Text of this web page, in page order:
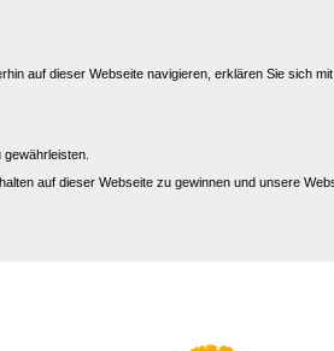
auf dieser Webseite navigieren, erklären Sie sich
auf dieser Webseite zu gewinnen und unsere